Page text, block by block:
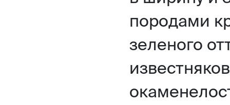
породами
зеленого